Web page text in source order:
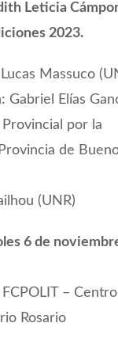
Leticia
2023.
Massuco
Gabriel Elías
por la
de
(UNR)
6 de
– Centro
Rosario